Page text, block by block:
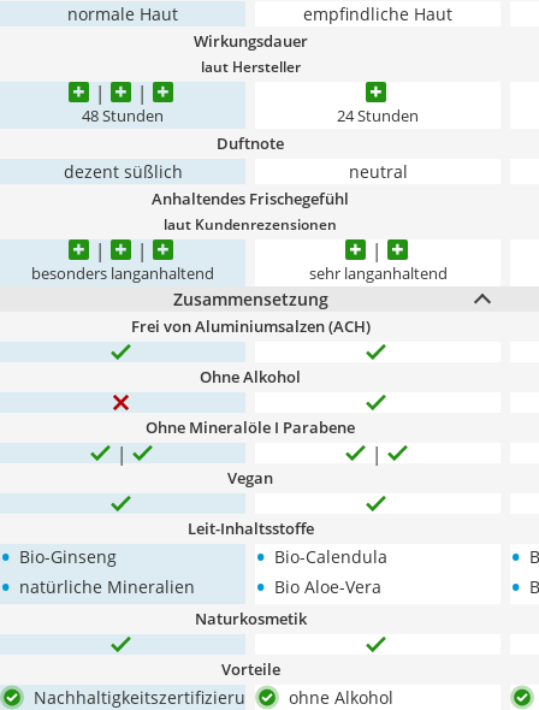
normale Haut empfindliche Haut
Wirkungsdauer
laut Hersteller
48 Stunden 24 Stunden
Duftnote
dezent süßlich neutral
Anhaltendes Frischegefühl
laut Kundenrezensionen
besonders langanhaltend sehr langanhaltend
Zusammensetzung
Frei von Aluminiumsalzen (ACH)
Ohne Alkohol
Ohne Mineralöle I Parabene
Vegan
Leit-Inhaltsstoffe
• Bio-Ginseng
• natürliche Mineralien
• Bio-Calendula
• Bio Aloe-Vera
•
•
Naturkosmetik
Vorteile
Nachhaltigkeitszertifizieru
ohne Alkohol